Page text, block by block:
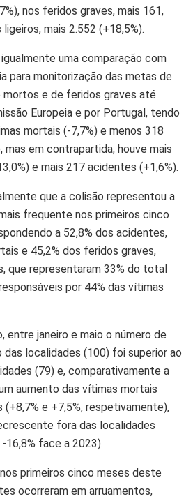
nos feridos graves, mais 161,
mais 2.552 (+18,5%).
uma comparação com
para monitorização das metas de
mortos e de feridos graves até
Europeia e por Portugal, tendo
mortais (-7,7%) e menos 318
mas em contrapartida, houve mais
e mais 217 acidentes (+1,6%).
que a colisão representou a
frequente nos primeiros cinco
a 52,8% dos acidentes,
e 45,2% dos feridos graves,
que representaram 33% do total
por 44% das vítimas
entre janeiro e maio o número de
localidades (100) foi superior ao
(79) e, comparativamente a
aumento das vítimas mortais
e +7,5%, respetivamente),
fora das localidades
16,8% face a 2023).
primeiros cinco meses deste
ocorreram em arruamentos,